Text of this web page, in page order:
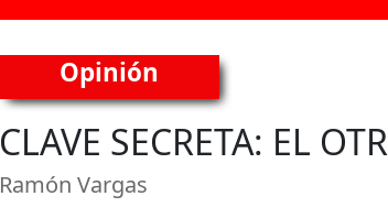
Opinión
CLAVE SECRETA: EL
Ramón Vargas